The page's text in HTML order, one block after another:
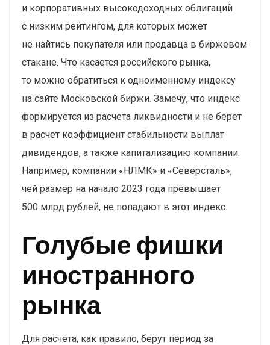
и корпоративных высокодоходных облигаций
с низким рейтингом, для которых может
не найтись покупателя или продавца в биржевом
стакане. Что касается российского рынка,
то можно обратиться к одноименному индексу
на сайте Московской биржи. Замечу, что индекс
формируется из расчета ликвидности и не берет
в расчет коэффициент стабильности выплат
дивидендов, а также капитализацию компании.
Например, компании «НЛМК» и «Северсталь»,
чей размер на начало 2023 года превышает
500 млрд рублей, не попадают в этот индекс.
Голубые фишки
иностранного
рынка
Для расчета, как правило, берут период за